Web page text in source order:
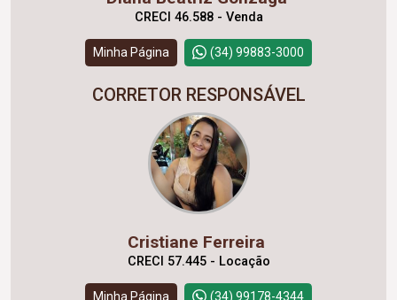
CRECI 46.588 - Venda
Minha Página (34) 99883-3000
CORRETOR RESPONSÁVEL
Cristiane Ferreira
CRECI 57.445 - Locação
Minha Página (34) 99178-4344